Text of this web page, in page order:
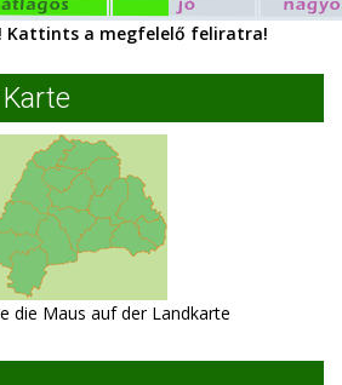
Kattints a megfelelő feliratra!
die Maus auf der Landkarte